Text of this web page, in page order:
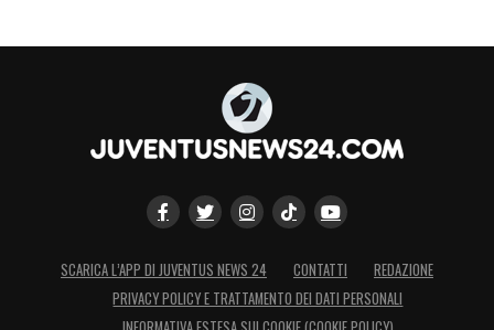
SCARICA L’APP DI JUVENTUS NEWS 24 CONTATTI
REDAZIONE
PRIVACY POLICY E TRATTAMENTO DEI DATI PERSONALI